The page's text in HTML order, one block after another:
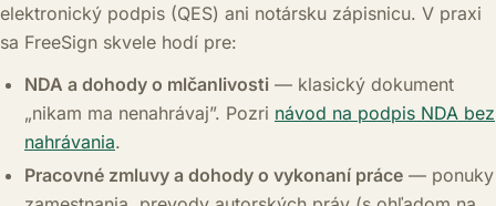
elektronický podpis (QES) ani notársku zápisnicu. V praxi
sa FreeSign skvele hodí pre:
NDA a dohody o mlčanlivosti — klasický dokument
„nikam ma nenahrávaj”. Pozri návod na podpis NDA bez
nahrávania.
Pracovné zmluvy a dohody o vykonaní práce — ponuky